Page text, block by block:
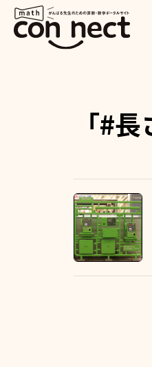
「#